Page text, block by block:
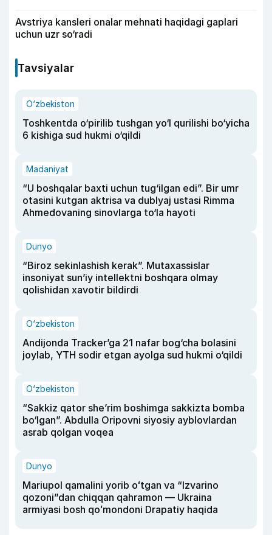
Avstriya kansleri onalar mehnati haqidagi gaplari
uchun uzr so‘radi
Tavsiyalar
O‘zbekiston
Toshkentda o‘pirilib tushgan yo‘l qurilishi bo‘yicha
6 kishiga sud hukmi o‘qildi
Madaniyat
“U boshqalar baxti uchun tug‘ilgan edi”. Bir umr
otasini kutgan aktrisa va dublyaj ustasi Rimma
Ahmedovaning sinovlarga to‘la hayoti
Dunyo
“Biroz sekinlashish kerak”. Mutaxassislar
insoniyat sun’iy intellektni boshqara olmay
qolishidan xavotir bildirdi
O‘zbekiston
Andijonda Tracker’ga 21 nafar bog‘cha bolasini
joylab, YTH sodir etgan ayolga sud hukmi o‘qildi
O‘zbekiston
“Sakkiz qator she’rim boshimga sakkizta bomba
bo‘lgan”. Abdulla Oripovni siyosiy ayblovlardan
asrab qolgan voqea
Dunyo
Mariupol qamalini yorib oʻtgan va “Izvarino
qozoni”dan chiqqan qahramon — Ukraina
armiyasi bosh qoʻmondoni Drapatiy haqida